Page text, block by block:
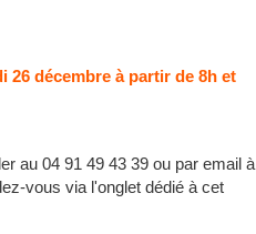
26 décembre à partir de 8h et
au 04 91 49 43 39 ou par email à
vous via l'onglet dédié à cet